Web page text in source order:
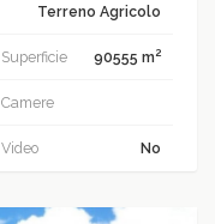
Terreno Agricolo
Superficie 90555 m2
Camere
Video No